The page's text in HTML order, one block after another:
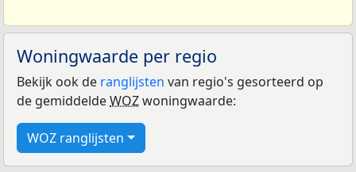
Woningwaarde per regio
Bekijk ook de ranglijsten van regio's gesorteerd op
de gemiddeldeWOZwoningwaarde:
WOZ ranglijsten